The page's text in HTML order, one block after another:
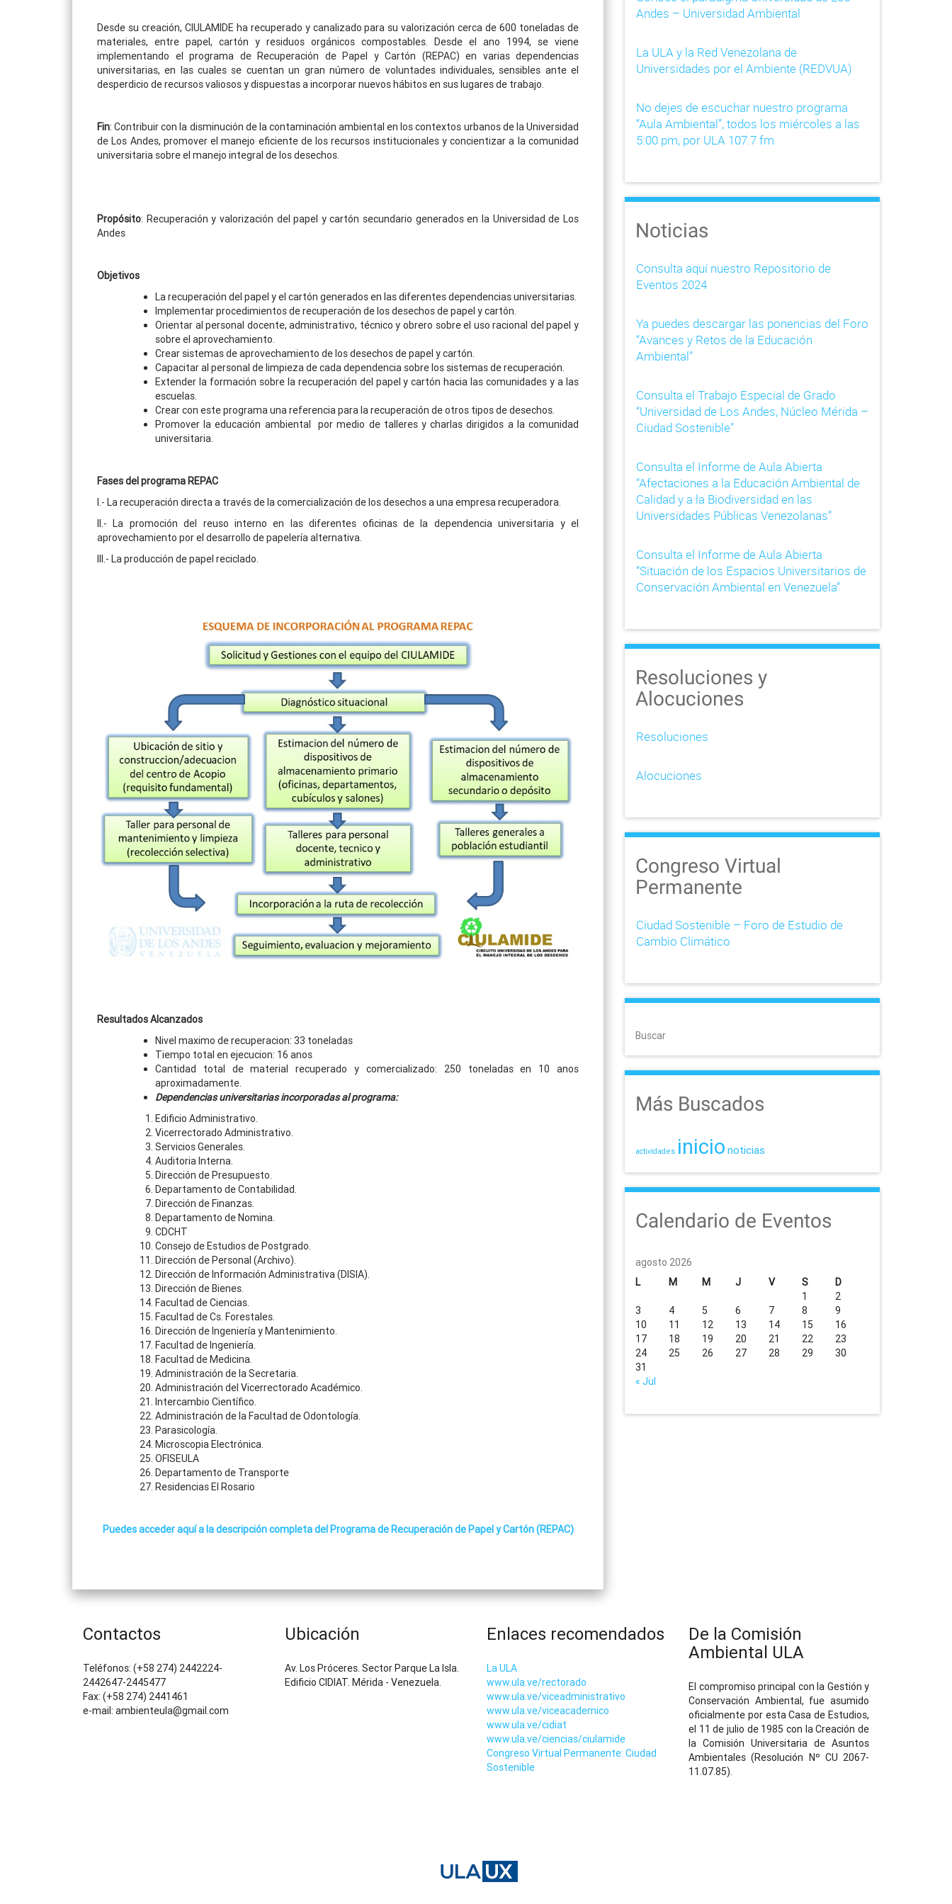
Desde su creación, CIULAMIDE ha recuperado y canalizado para su valorización cerca de 600 toneladas de
materiales, entre papel, cartón y residuos orgánicos compostables. Desde el ano 1994, se viene
implementando el programa de Recuperación de Papel y Cartón (REPAC) en varias dependencias
universitarias, en las cuales se cuentan un gran número de voluntades individuales, sensibles ante el
desperdicio de recursos valiosos y dispuestas a incorporar nuevos hábitos en sus lugares de trabajo.
Fin: Contribuir con la disminución de la contaminación ambiental en los contextos urbanos de la Universidad
de Los Andes, promover el manejo eficiente de los recursos institucionales y concientizar a la comunidad
universitaria sobre el manejo integral de los desechos.
Propósito: Recuperación y valorización del papel y cartón secundario generados en la Universidad de Los
Andes
Objetivos
La recuperación del papel y el cartón generados en las diferentes dependencias universitarias.
Implementar procedimientos de recuperación de los desechos de papel y cartón.
Orientar al personal docente, administrativo, técnico y obrero sobre el uso racional del papel y
sobre el aprovechamiento.
Crear sistemas de aprovechamiento de los desechos de papel y cartón.
Capacitar al personal de limpieza de cada dependencia sobre los sistemas de recuperación.
Extender la formación sobre la recuperación del papel y cartón hacia las comunidades y a las
escuelas.
Crear con este programa una referencia para la recuperación de otros tipos de desechos.
Promover la educación ambiental por medio de talleres y charlas dirigidos a la comunidad
universitaria.
Fases del programa REPAC
I.- La recuperación directa a través de la comercialización de los desechos a una empresa recuperadora.
II.- La promoción del reuso interno en las diferentes oficinas de la dependencia universitaria y el
aprovechamiento por el desarrollo de papelería alternativa.
III.- La producción de papel reciclado.
Resultados Alcanzados
Nivel maximo de recuperacion: 33 toneladas
Tiempo total en ejecucion: 16 anos
Cantidad total de material recuperado y comercializado: 250 toneladas en 10 anos
aproximadamente.
Dependencias universitarias incorporadas al programa:
Edificio Administrativo.
Vicerrectorado Administrativo.
Servicios Generales.
Auditoria Interna.
Dirección de Presupuesto.
Departamento de Contabilidad.
Dirección de Finanzas.
Departamento de Nomina.
CDCHT
Consejo de Estudios de Postgrado.
Dirección de Personal (Archivo).
Dirección de Información Administrativa (DISIA).
Dirección de Bienes.
Facultad de Ciencias.
Facultad de Cs. Forestales.
Dirección de Ingeniería y Mantenimiento.
Facultad de Ingeniería.
Facultad de Medicina.
Administración de la Secretaria.
Administración del Vicerrectorado Académico.
Intercambio Científico.
Administración de la Facultad de Odontología.
Parasicología.
Microscopia Electrónica.
OFISEULA
Departamento de Transporte
Residencias El Rosario
Puedes acceder aquí a la descripción completa del Programa de Recuperación de Papel y Cartón (REPAC)
Andes – Universidad Ambiental
La ULA y la Red Venezolana de
Universidades por el Ambiente (REDVUA)
No dejes de escuchar nuestro programa
“Aula Ambiental”, todos los miércoles a las
5:00 pm, por ULA 107.7 fm
Noticias
Consulta aquí nuestro Repositorio de
Eventos 2024
Ya puedes descargar las ponencias del Foro
“Avances y Retos de la Educación
Ambiental”
Consulta el Trabajo Especial de Grado
“Universidad de Los Andes, Núcleo Mérida –
Ciudad Sostenible”
Consulta el Informe de Aula Abierta
“Afectaciones a la Educación Ambiental de
Calidad y a la Biodiversidad en las
Universidades Públicas Venezolanas”
Consulta el Informe de Aula Abierta
“Situación de los Espacios Universitarios de
Conservación Ambiental en Venezuela”
Resoluciones y
Alocuciones
Resoluciones
Alocuciones
Congreso Virtual
Permanente
Ciudad Sostenible – Foro de Estudio de
Cambio Climático
Buscar
Más Buscados
actividades inicio noticias
Calendario de Eventos
agosto 2026
L
M M J V S D
« Jul
1
2
3
4 5 6 7 8
9
10
11 12 13 14 15
16
17
18 19 20 21 22
23
24
25 26 27 28 29
30
31
Contactos
Teléfonos: (+58 274) 2442224-
2442647-2445477
Fax: (+58 274) 2441461
e-mail: ambienteula@gmail.com
Ubicación
Av. Los Próceres. Sector Parque La Isla.
Edificio CIDIAT. Mérida - Venezuela.
Enlaces recomendados
La ULA
www.ula.ve/rectorado
www.ula.ve/viceadministrativo
www.ula.ve/viceacademico
www.ula.ve/cidiat
www.ula.ve/ciencias/ciulamide
Congreso Virtual Permanente: Ciudad
Sostenible
De la Comisión
Ambiental ULA
El compromiso principal con la Gestión y
Conservación Ambiental, fue asumido
oficialmente por esta Casa de Estudios,
el 11 de julio de 1985 con la Creación de
la Comisión Universitaria de Asuntos
Ambientales (Resolución Nº CU 2067-
11.07.85).